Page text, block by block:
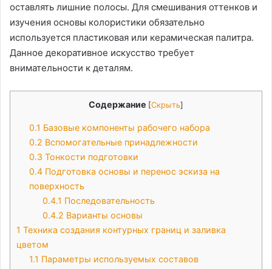
оставлять лишние полосы. Для смешивания оттенков и
изучения основы колористики обязательно
используется пластиковая или керамическая палитра.
Данное декоративное искусство требует
внимательности к деталям.
Содержание [Скрыть]
0.1 Базовые компоненты рабочего набора
0.2 Вспомогательные принадлежности
0.3 Тонкости подготовки
0.4 Подготовка основы и перенос эскиза на
поверхность
0.4.1 Последовательность
0.4.2 Варианты основы
1 Техника создания контурных границ и заливка
цветом
1.1 Параметры используемых составов